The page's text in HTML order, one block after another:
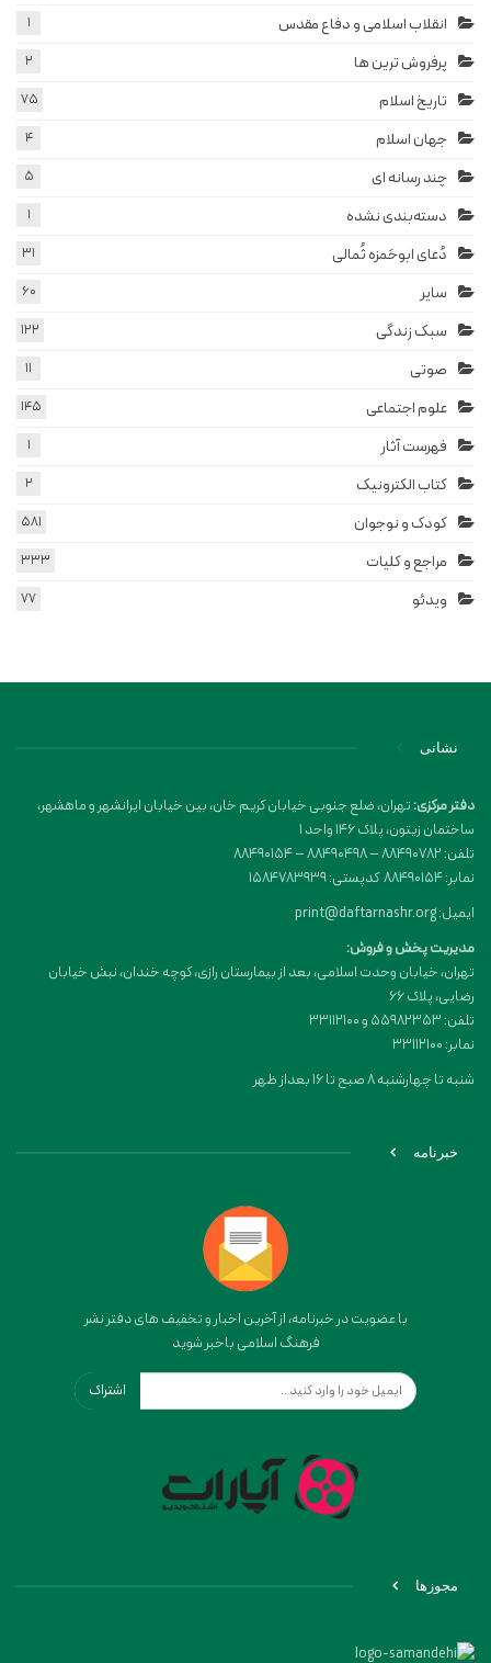
انقلاب اسلامی و دفاع مقدس 1
پرفروش ترین ها 2
تاریخ اسلام 75
جهان اسلام 4
چند رسانه ای 5
دسته‌بندی نشده 1
دُعای ابوحَمزه ثُمالی 31
سایر 60
سبک زندگی 122
صوتی 11
علوم اجتماعی 145
فهرست آثار 1
کتاب الکترونیک 2
کودک و نوجوان 581
مراجع و کلیات 333
ویدئو 77
نشانی
دفتر مرکزی:تهران، ضلع جنوبی خیابان کریم خان، بین خیابان ایرانشهر و ماهشهر،
ساختمان زیتون، پلاک 146 واحد 1
تلفن: 88490782 – 88490498 – 88490154
نمابر: 88490154 کدپستی: 1584783939
ایمیل: print@daftarnashr.org
مدیریت پخش و فروش:
تهران، خیابان وحدت اسلامی، بعد از بیمارستان رازی، کوچه خندان، نبش خیابان
رضایی، پلاک ۶۶
تلفن: 55982353 و 33112100
نمابر: 33112100
شنبه تا چهارشنبه 8 صبح تا 16 بعداز ظهر
خبرنامه
با عضویت در خبرنامه، از آخرین اخبار و تخفیف های دفتر نشر
فرهنگ اسلامی باخبر شوید
اشتراک
مجوزها